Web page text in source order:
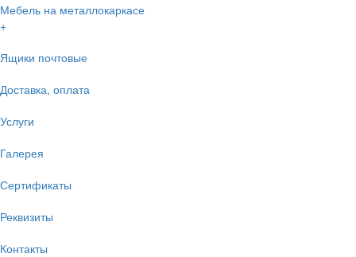
Мебель на металлокаркасе
+
Ящики почтовые
Доставка, оплата
Услуги
Галерея
Сертификаты
Реквизиты
Контакты